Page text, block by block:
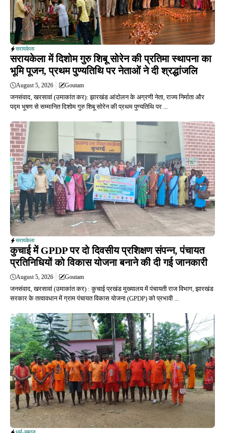
सरायकेला
सरायकेला में दिशोम गुरु शिबू सोरेन की प्रतिमा स्थापना का
भूमि पूजन, प्रथम पुण्यतिथि पर नेताओं ने दी श्रद्धांजलि
August 5, 2026 Goutam
जनसंवाद, खरसावां (उमाकांत कर): झारखंड आंदोलन के अग्रणी नेता, राज्य निर्माता और
पद्म भूषण से सम्मानित दिशोम गुरु शिबू सोरेन की प्रथम पुण्यतिथि पर ...
सरायकेला
कुचाई में GPDP पर दो दिवसीय प्रशिक्षण संपन्न, पंचायत
प्रतिनिधियों को विकास योजना बनाने की दी गई जानकारी
August 5, 2026 Goutam
जनसंवाद, खरसावां (उमाकांत कर) : कुचाई प्रखंड मुख्यालय में पंचायती राज विभाग, झारखंड
सरकार के तत्वावधान में ग्राम पंचायत विकास योजना (GPDP) को प्रभावी ...